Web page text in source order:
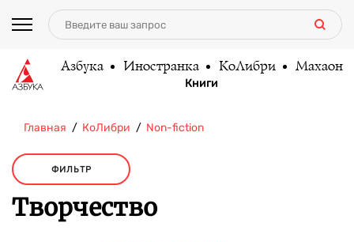
Азбука Иностранка КоЛибри Махаон
Книги
Главная КоЛибри Non-fiction
ФИЛЬТР
Творчество